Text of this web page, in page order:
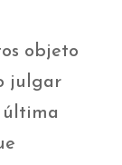
objeto
julgar
última